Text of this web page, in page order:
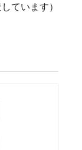
ています）